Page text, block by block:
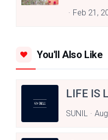
Feb 21,
You'll Also Like
LIFE IS
SUNIL